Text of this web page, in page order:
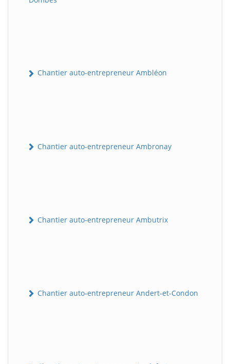
Chantier auto-entrepreneur Ambléon
Chantier auto-entrepreneur Ambronay
Chantier auto-entrepreneur Ambutrix
Chantier auto-entrepreneur Andert-et-Condon